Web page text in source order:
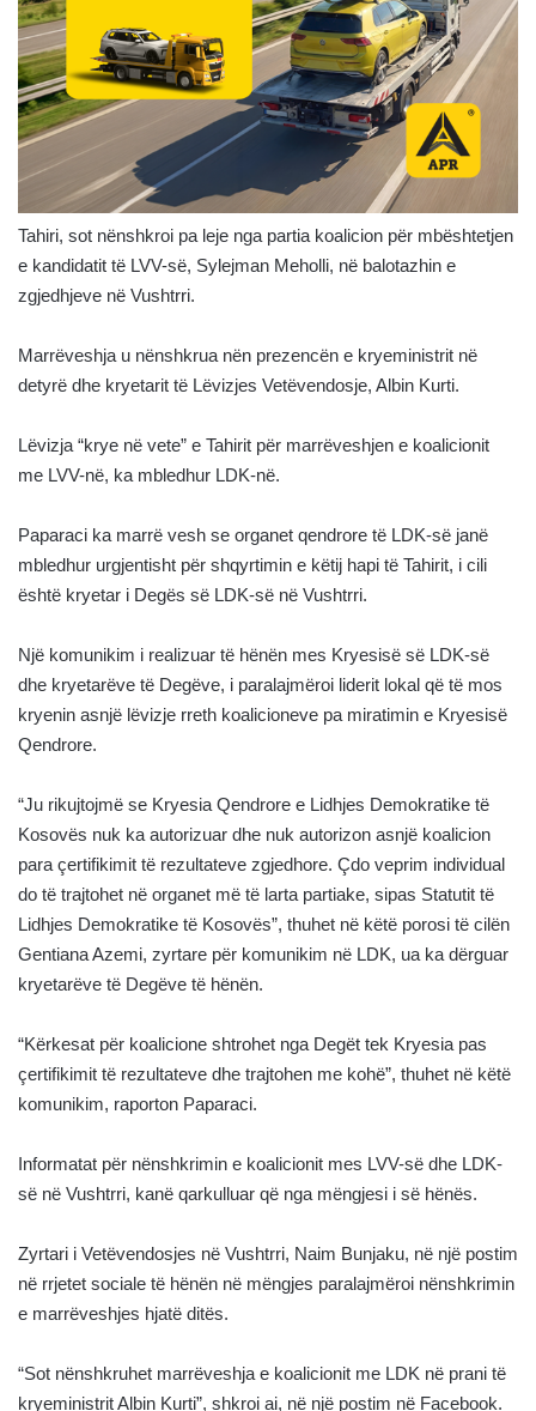
Tahiri, sot nënshkroi pa leje nga partia koalicion për mbështetjen
e kandidatit të LVV-së, Sylejman Meholli, në balotazhin e
zgjedhjeve në Vushtrri.
Marrëveshja u nënshkrua nën prezencën e kryeministrit në
detyrë dhe kryetarit të Lëvizjes Vetëvendosje, Albin Kurti.
Lëvizja “krye në vete” e Tahirit për marrëveshjen e koalicionit
me LVV-në, ka mbledhur LDK-në.
Paparaci ka marrë vesh se organet qendrore të LDK-së janë
mbledhur urgjentisht për shqyrtimin e këtij hapi të Tahirit, i cili
është kryetar i Degës së LDK-së në Vushtrri.
Një komunikim i realizuar të hënën mes Kryesisë së LDK-së
dhe kryetarëve të Degëve, i paralajmëroi liderit lokal që të mos
kryenin asnjë lëvizje rreth koalicioneve pa miratimin e Kryesisë
Qendrore.
“Ju rikujtojmë se Kryesia Qendrore e Lidhjes Demokratike të
Kosovës nuk ka autorizuar dhe nuk autorizon asnjë koalicion
para çertifikimit të rezultateve zgjedhore. Çdo veprim individual
do të trajtohet në organet më të larta partiake, sipas Statutit të
Lidhjes Demokratike të Kosovës”, thuhet në këtë porosi të cilën
Gentiana Azemi, zyrtare për komunikim në LDK, ua ka dërguar
kryetarëve të Degëve të hënën.
“Kërkesat për koalicione shtrohet nga Degët tek Kryesia pas
çertifikimit të rezultateve dhe trajtohen me kohë”, thuhet në këtë
komunikim, raporton Paparaci.
Informatat për nënshkrimin e koalicionit mes LVV-së dhe LDK-
së në Vushtrri, kanë qarkulluar që nga mëngjesi i së hënës.
Zyrtari i Vetëvendosjes në Vushtrri, Naim Bunjaku, në një postim
në rrjetet sociale të hënën në mëngjes paralajmëroi nënshkrimin
e marrëveshjes hjatë ditës.
“Sot nënshkruhet marrëveshja e koalicionit me LDK në prani të
kryeministrit Albin Kurti”, shkroi ai, në një postim në Facebook.